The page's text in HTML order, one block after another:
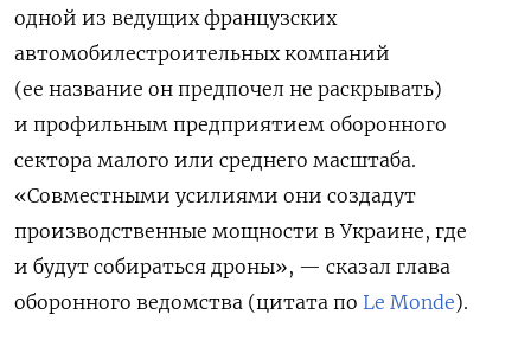
одной из ведущих французских
автомобилестроительных компаний
(ее название он предпочел не раскрывать)
и профильным предприятием оборонного
сектора малого или среднего масштаба.
«Совместными усилиями они создадут
производственные мощности в Украине, где
и будут собираться дроны», — сказал глава
оборонного ведомства (цитата по Le Monde).